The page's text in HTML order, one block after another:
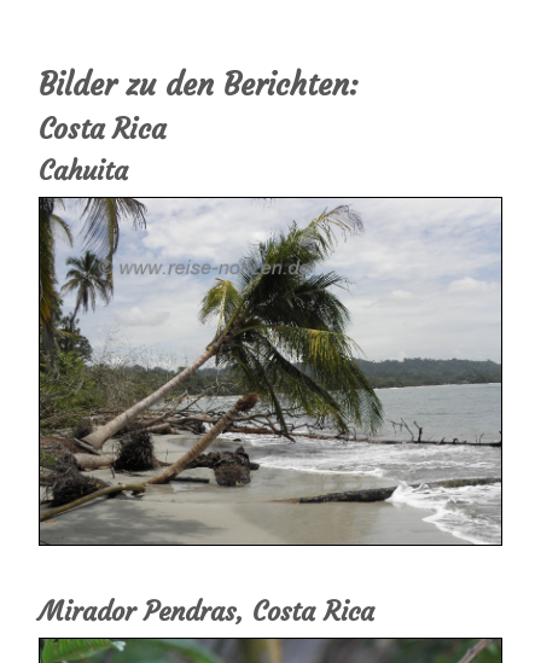
Bilder zu den Berichten:
Costa Rica
Cahuita
Mirador Pendras, Costa Rica